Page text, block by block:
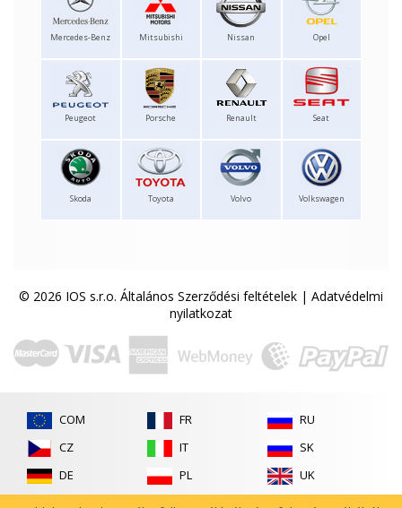
Mercedes-Benz Mitsubishi Nissan Opel
Peugeot Porsche Renault Seat
Skoda Toyota Volvo Volkswagen
© 2026 IOS s.r.o. Általános Szerződési feltételek | Adatvédelmi
nyilatkozat
COM
CZ
DE
FR
IT
PL
RU
SK
UK